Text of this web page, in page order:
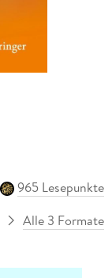
965 Lesepunkte
Alle 3 Formate